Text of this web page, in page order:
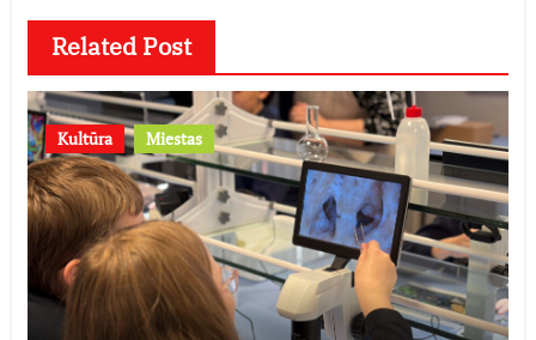
Related Post
Kultūra Miestas